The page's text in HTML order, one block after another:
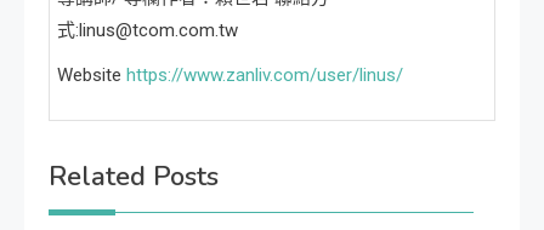
式:linus@tcom.com.tw
Website https://www.zanliv.com/user/linus/
Related Posts